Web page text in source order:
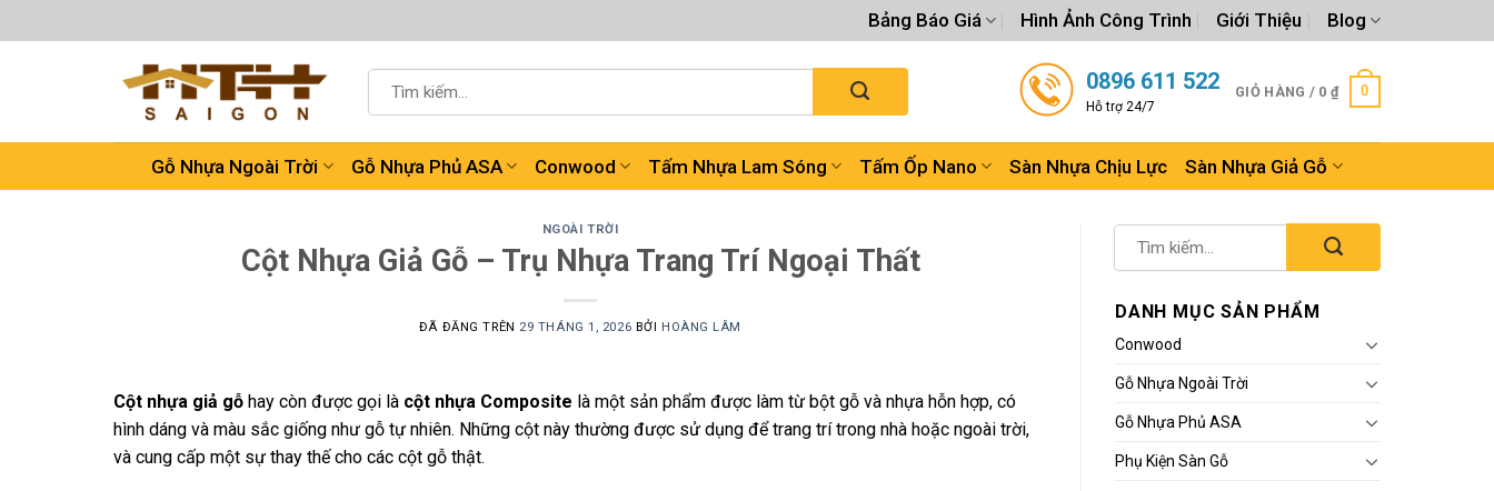
đến
Bảng Báo Giá Hình Ảnh Công Trình Giới Thiệu Blog
kiếm:
0896 611 522
Hỗ trợ 24/7
GIỎ HÀNG / 0 ₫ 0
Gỗ Nhựa Ngoài Trời Gỗ Nhựa Phủ ASA Conwood Tấm Nhựa Lam Sóng Tấm Ốp Nano Sàn Nhựa Chịu Lực Sàn Nhựa Giả Gỗ
NGOÀI TRỜI
Cột Nhựa Giả Gỗ – Trụ Nhựa Trang Trí Ngoại Thất
ĐÃ ĐĂNG TRÊN 29 THÁNG 1, 2026 BỞI HOÀNG LÂM
Cột nhựa giả gỗ hay còn được gọi là cột nhựa Composite là một sản phẩm được làm từ bột gỗ và nhựa hỗn hợp, có
hình dáng và màu sắc giống như gỗ tự nhiên. Những cột này thường được sử dụng để trang trí trong nhà hoặc ngoài trời,
và cung cấp một sự thay thế cho các cột gỗ thật.
DANH MỤC SẢN PHẨM
Conwood
Gỗ Nhựa Ngoài Trời
Gỗ Nhựa Phủ ASA
Phụ Kiện Sàn Gỗ